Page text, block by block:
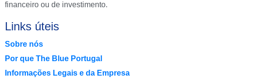
financeiro ou de investimento.
Links úteis
Sobre nós
Por que The Blue Portugal
Informações Legais e da Empresa